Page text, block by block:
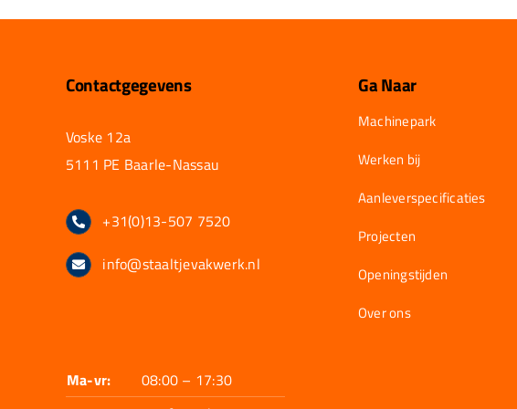
Contactgegevens
Voske 12a
5111 PE Baarle-Nassau
+31(0)13-507 7520
info@staaltjevakwerk.nl
Ma-vr:
08:00 – 17:30
Ga Naar
Machinepark
Werken bij
Aanleverspecificaties
Projecten
Openingstijden
Over ons